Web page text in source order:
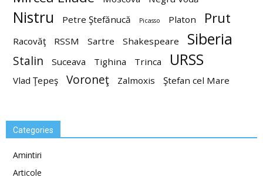
Nistru Petre Ştefănucă Picasso Platon Prut
Racovăţ RSSM Sartre Shakespeare Siberia
Stalin Suceava Tighina Trinca URSS
Vlad Ţepeş Voroneţ Zalmoxis Ştefan cel Mare
Categories
Amintiri
Articole